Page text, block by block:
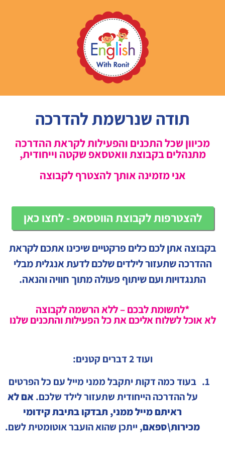
תודה שנרשמת להדרכה
מכיוון שכל התכנים והפעילות לקראת ההדרכה
מתנהלים בקבוצת וואטסאפ שקטה וייחודית,
אני מזמינה אותך להצטרף לקבוצה
להצטרפות לקבוצת הווטסאפ - לחצו כאן
בקבוצה אתן לכם כלים פרקטיים שיכינו אתכם לקראת
ההדרכה שתעזור לילדים שלכם לדעת אנגלית מבלי
התנגדויות ועם שיתוף פעולה מתוך חוויה והנאה.
*לתשומת לבכם – ללא הרשמה לקבוצה
לא אוכל לשלוח אליכם את כל הפעילות והתכנים שלנו
ועוד 2 דברים קטנים:
בעוד כמה דקות יתקבל ממני מייל עם כל הפרטים
על ההדרכה הייחודית שתעזור לילד שלכם.אם לא
ראיתם מייל ממני, תבדקו בתיבת קידומי
מכירות\ספאם, ייתכן שהוא הועבר אוטומטית לשם.